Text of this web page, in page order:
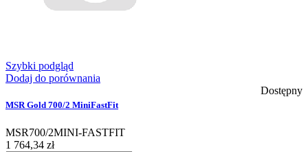
Szybki podgląd
Dodaj do porównania
Dostępny
MSR Gold 700/2 MiniFastFit
MSR700/2MINI-FASTFIT
1 764,34 zł